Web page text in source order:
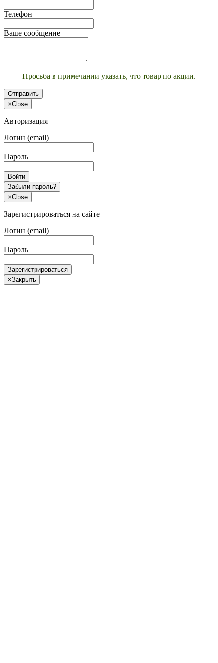
Телефон
Ваше сообщение
Просьба в примечании указать, что товар по акции.
Отправить
×Close
Авторизация
Логин (email)
Пароль
Войти
Забыли пароль?
×Close
Зарегистрироваться на сайте
Логин (email)
Пароль
Зарегистрироваться
×Закрыть